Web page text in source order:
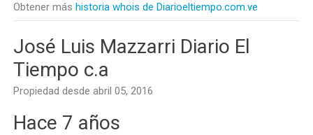
Obtener más historia whois de Diarioeltiempo.com.ve
José Luis Mazzarri Diario El
Tiempo c.a
Propiedad desde abril 05, 2016
Hace 7 años